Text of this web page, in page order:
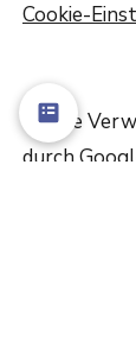
Cookie-
Um die
durch